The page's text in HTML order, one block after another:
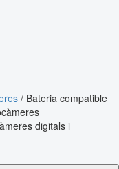
/ Bateria compatible